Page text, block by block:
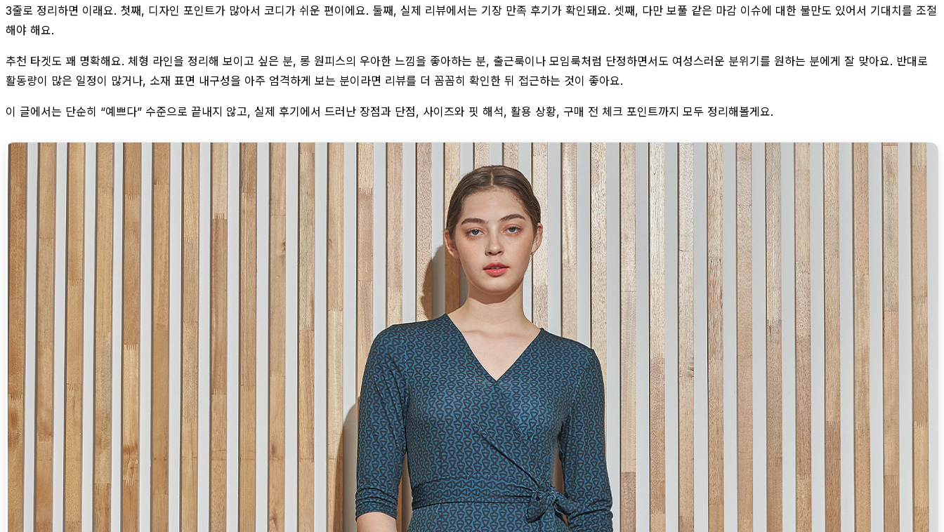
3줄로 정리하면 이래요. 첫째, 디자인 포인트가 많아서 코디가 쉬운 편이에요. 둘째, 실제 리뷰에서는 기장 만족 후기가 확인돼요. 셋째, 다만 보풀 같은 마감 이슈에 대한 불만도 있어서 기대치를 조절
해야 해요.
추천 타겟도 꽤 명확해요. 체형 라인을 정리해 보이고 싶은 분, 롱 원피스의 우아한 느낌을 좋아하는 분, 출근룩이나 모임룩처럼 단정하면서도 여성스러운 분위기를 원하는 분에게 잘 맞아요. 반대로
활동량이 많은 일정이 많거나, 소재 표면 내구성을 아주 엄격하게 보는 분이라면 리뷰를 더 꼼꼼히 확인한 뒤 접근하는 것이 좋아요.
이 글에서는 단순히 “예쁘다” 수준으로 끝내지 않고, 실제 후기에서 드러난 장점과 단점, 사이즈와 핏 해석, 활용 상황, 구매 전 체크 포인트까지 모두 정리해볼게요.